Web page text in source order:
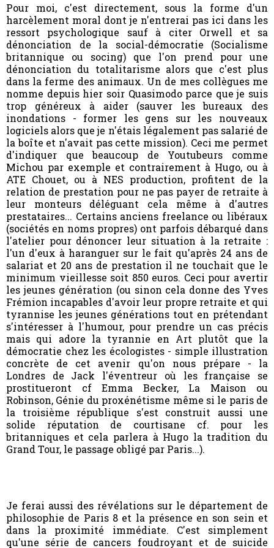
Pour moi, c'est directement, sous la forme d'un
harcèlement moral dont je n'entrerai pas ici dans les
ressort psychologique sauf à citer Orwell et sa
dénonciation de la social-démocratie (Socialisme
britannique ou socing) que l'on prend pour une
dénonciation du totalitarisme alors que c'est plus
dans la ferme des animaux. Un de mes collègues me
nomme depuis hier soir Quasimodo parce que je suis
trop généreux à aider (sauver les bureaux des
inondations - former les gens sur les nouveaux
logiciels alors que je n'étais légalement pas salarié de
la boîte et n'avait pas cette mission). Ceci me permet
d'indiquer que beaucoup de Youtubeurs comme
Michou par exemple et contrairement à Hugo, ou à
ATE Chouet, ou à NES production, profitent de la
relation de prestation pour ne pas payer de retraite à
leur monteurs déléguant cela même à d'autres
prestataires... Certains anciens freelance ou libéraux
(sociétés en noms propres) ont parfois débarqué dans
l'atelier pour dénoncer leur situation à la retraite :
l'un d'eux à haranguer sur le fait qu'après 24 ans de
salariat et 20 ans de prestation il ne touchait que le
minimum vieillesse soit 850 euros. Ceci pour avertir
les jeunes génération (ou sinon cela donne des Yves
Frémion incapables d'avoir leur propre retraite et qui
tyrannise les jeunes générations tout en prétendant
s'intéresser à l'humour, pour prendre un cas précis
mais qui adore la tyrannie en Art plutôt que la
démocratie chez les écologistes - simple illustration
concrète de cet avenir qu'on nous prépare - la
Londres de Jack l'éventreur où les française se
prostitueront cf Emma Becker, La Maison ou
Robinson, Génie du proxénétisme même si le paris de
la troisième république s'est construit aussi une
solide réputation de courtisane cf. pour les
britanniques et cela parlera à Hugo la tradition du
Grand Tour, le passage obligé par Paris...).
Je ferai aussi des révélations sur le département de
philosophie de Paris 8 et la présence en son sein et
dans la proximité immédiate. C'est simplement
qu'une série de cancers foudroyant et de suicide